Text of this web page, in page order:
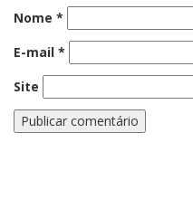
Nome *
E-mail *
Site